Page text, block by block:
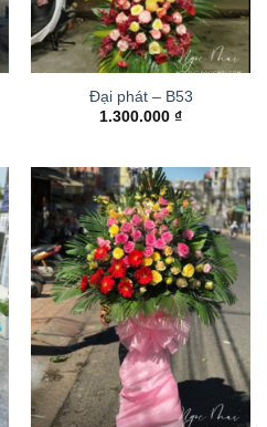
Đại phát – B53
1.300.000 ₫